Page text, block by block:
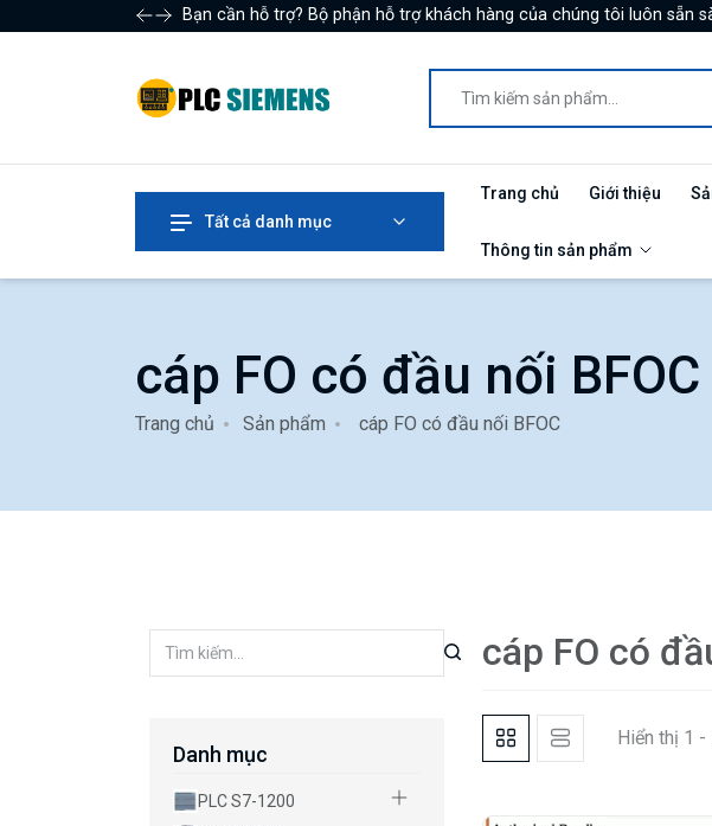
Bạn cần hỗ trợ? Bộ phận hỗ trợ khách hàng của chúng tôi luôn sẵn
Tất cả danh mục
Trang chủ Giới thiệu
Thông tin sản phẩm
cáp FO có đầu nối BFOC
Trang chủ Sản phẩm cáp FO có đầu nối BFOC
Danh mục
PLC S7-1200
cáp FO có
Hiển thị 1